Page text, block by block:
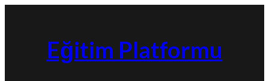
Eğitim Platformu